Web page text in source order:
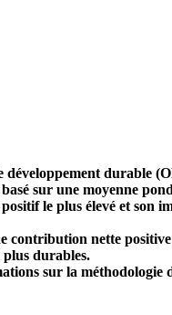
durable
sur une moyenne
le plus élevé et son
contribution nette
durables.
sur la méthodologie